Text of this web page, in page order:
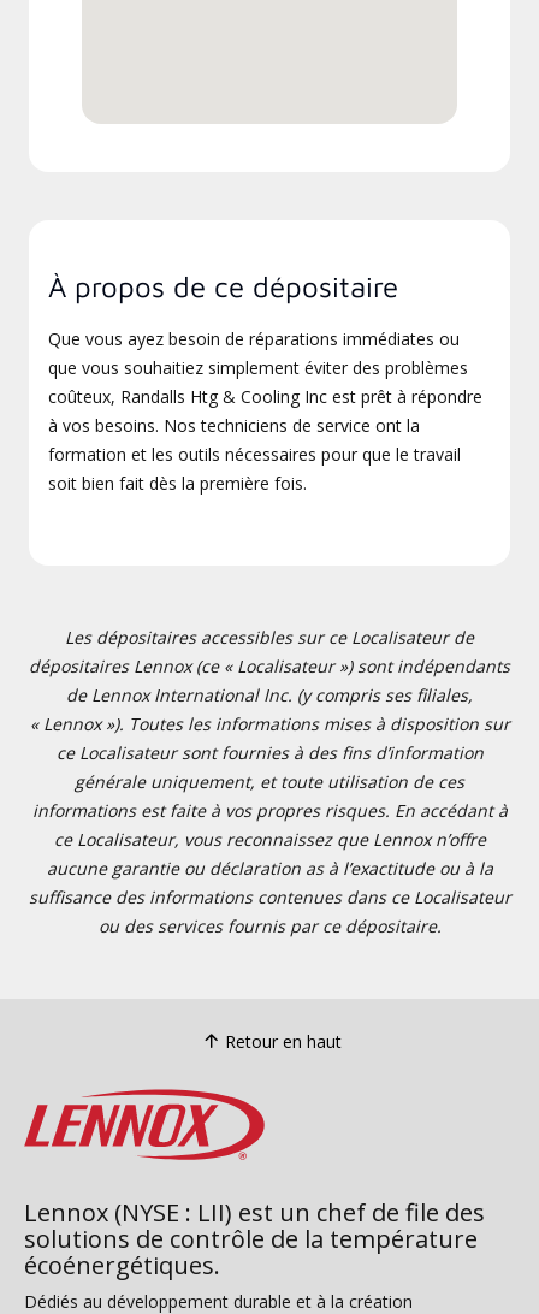
À propos de ce dépositaire
Que vous ayez besoin de réparations immédiates ou
que vous souhaitiez simplement éviter des problèmes
coûteux, Randalls Htg & Cooling Inc est prêt à répondre
à vos besoins. Nos techniciens de service ont la
formation et les outils nécessaires pour que le travail
soit bien fait dès la première fois.
Les dépositaires accessibles sur ce Localisateur de
dépositaires Lennox (ce « Localisateur ») sont indépendants
de Lennox International Inc. (y compris ses filiales,
« Lennox »). Toutes les informations mises à disposition sur
ce Localisateur sont fournies à des fins d’information
générale uniquement, et toute utilisation de ces
informations est faite à vos propres risques. En accédant à
ce Localisateur, vous reconnaissez que Lennox n’offre
aucune garantie ou déclaration as à l’exactitude ou à la
suffisance des informations contenues dans ce Localisateur
ou des services fournis par ce dépositaire.
Retour en haut
Lennox (NYSE : LII) est un chef de file des
solutions de contrôle de la température
écoénergétiques.
Dédiés au développement durable et à la création